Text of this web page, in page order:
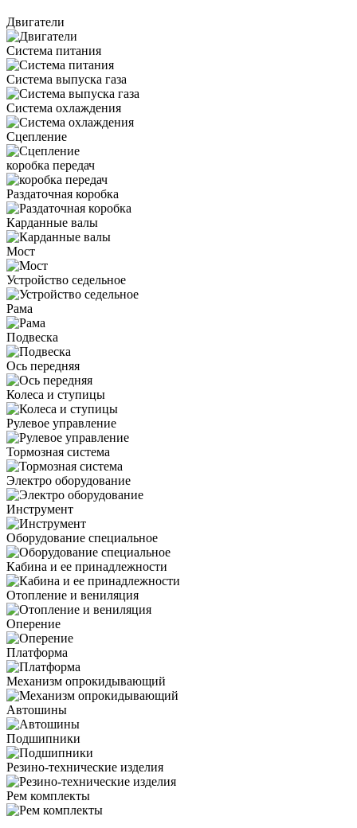
Двигатели
Система питания
Система выпуска газа
Система охлаждения
Сцепление
коробка передач
Раздаточная коробка
Карданные валы
Мост
Устройство седельное
Рама
Подвеска
Ось передняя
Колеса и ступицы
Рулевое управление
Тормозная система
Электро оборудование
Инструмент
Оборудование специальное
Кабина и ее принадлежности
Отопление и вениляция
Оперение
Платформа
Механизм опрокидывающий
Автошины
Подшипники
Резино-технические изделия
Рем комплекты